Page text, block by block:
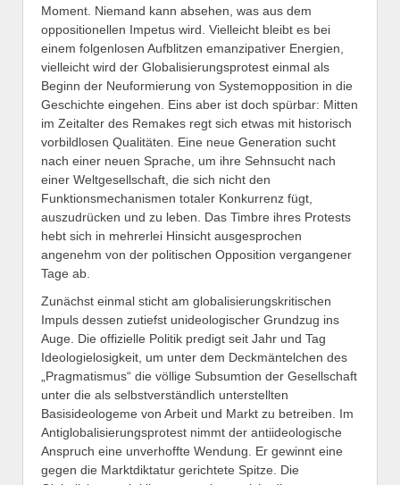
Moment. Niemand kann absehen, was aus dem
oppositionellen Impetus wird. Vielleicht bleibt es bei
einem folgenlosen Aufblitzen emanzipativer Energien,
vielleicht wird der Globalisierungsprotest einmal als
Beginn der Neuformierung von Systemopposition in die
Geschichte eingehen. Eins aber ist doch spürbar: Mitten
im Zeitalter des Remakes regt sich etwas mit historisch
vorbildlosen Qualitäten. Eine neue Generation sucht
nach einer neuen Sprache, um ihre Sehnsucht nach
einer Weltgesellschaft, die sich nicht den
Funktionsmechanismen totaler Konkurrenz fügt,
auszudrücken und zu leben. Das Timbre ihres Protests
hebt sich in mehrerlei Hinsicht ausgesprochen
angenehm von der politischen Opposition vergangener
Tage ab.
Zunächst einmal sticht am globalisierungskritischen
Impuls dessen zutiefst unideologischer Grundzug ins
Auge. Die offizielle Politik predigt seit Jahr und Tag
Ideologielosigkeit, um unter dem Deckmäntelchen des
„Pragmatismus“ die völlige Subsumtion der Gesellschaft
unter die als selbstverständlich unterstellten
Basisideologeme von Arbeit und Markt zu betreiben. Im
Antiglobalisierungsprotest nimmt der antiideologische
Anspruch eine unverhoffte Wendung. Er gewinnt eine
gegen die Marktdiktatur gerichtete Spitze. Die